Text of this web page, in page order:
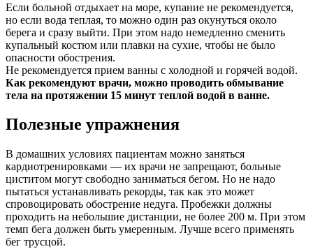
Если больной отдыхает на море, купание не рекомендуется,
но если вода теплая, то можно один раз окунуться около
берега и сразу выйти. При этом надо немедленно сменить
купальный костюм или плавки на сухие, чтобы не было
опасности обострения.
Не рекомендуется прием ванны с холодной и горячей водой.
Как рекомендуют врачи, можно проводить обмывание
тела на протяжении 15 минут теплой водой в ванне.
Полезные упражнения
В домашних условиях пациентам можно заняться
кардиотренировками — их врачи не запрещают, больные
циститом могут свободно заниматься бегом. Но не надо
пытаться устанавливать рекорды, так как это может
спровоцировать обострение недуга. Пробежки должны
проходить на небольшие дистанции, не более 200 м. При этом
темп бега должен быть умеренным. Лучше всего применять
бег трусцой.